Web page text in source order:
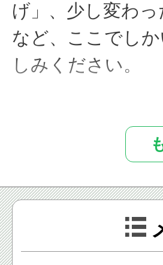
げ」、少し変わ
など、ここでし
しみください。
談に応じて夜営
にご利用下さい。
メニューは、冷